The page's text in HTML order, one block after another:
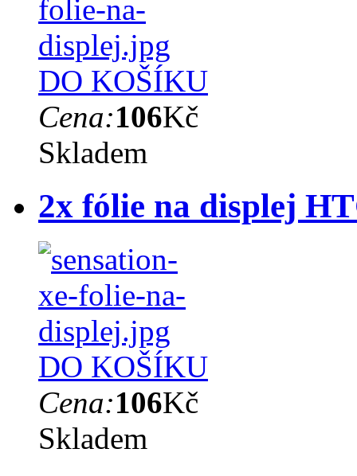
DO KOŠÍKU
Cena:106Kč
Skladem
2x fólie na displej
DO KOŠÍKU
Cena:106Kč
Skladem